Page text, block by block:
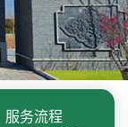
服务流程